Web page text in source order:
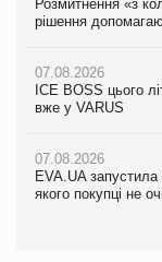
Розмитнення «з
рішення
07.08.2026
ICE BOSS цього
вже у VARUS
07.08.2026
EVA.UA
якого покупці не
07.08.2026
EVA.UA запустила
06.08.2026
Смачна новинка
05.08.2026
Мережа
Kraft Heinz
Продажі Hugo